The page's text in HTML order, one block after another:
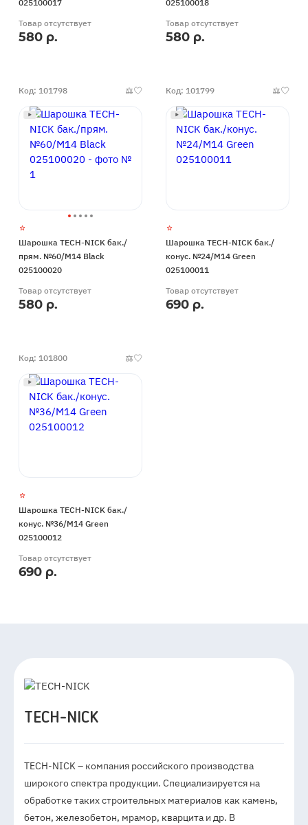
025100017
Товар отсутствует
580 р.
025100018
Товар отсутствует
580 р.
Код: 101798
Шарошка TECH-NICK бак./
прям. №60/М14 Black
025100020
Товар отсутствует
580 р.
Код: 101799
Шарошка TECH-NICK бак./
конус. №24/М14 Green
025100011
Товар отсутствует
690 р.
Код: 101800
Шарошка TECH-NICK бак./
конус. №36/М14 Green
025100012
Товар отсутствует
690 р.
TECH-NICK
TECH-NICK – компания российского производства
широкого спектра продукции. Специализируется на
обработке таких строительных материалов как камень,
бетон, железобетон, мрамор, кварцита и др. В